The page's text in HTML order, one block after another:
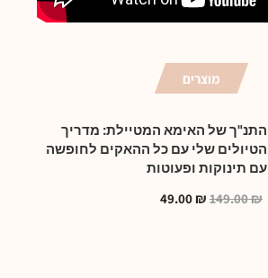
מוצרים
התנ"ך של האימא המטיילת: מדריך
הטיולים שלי עם כל ההאקים לחופשה
עם תינוקות ופעוטות
149.00₪
49.00 ₪